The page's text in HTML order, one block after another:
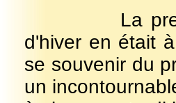
La preuve
d'hiver en était
se souvenir du
un